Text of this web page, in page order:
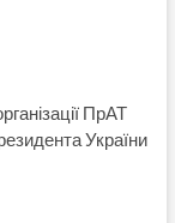
ПрАТ
України